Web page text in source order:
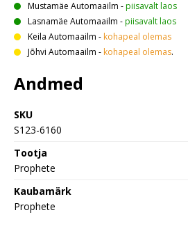
Mustamäe Automaailm -piisavalt laos
Lasnamäe Automaailm -piisavalt laos
Keila Automaailm - kohapeal olemas
Jõhvi Automaailm - kohapeal olemas.
Andmed
SKU
S123-6160
Tootja
Prophete
Kaubamärk
Prophete